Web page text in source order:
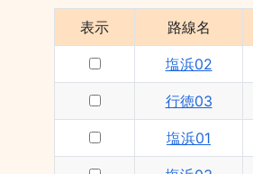
表示 路線名
塩浜02
行徳03
塩浜01